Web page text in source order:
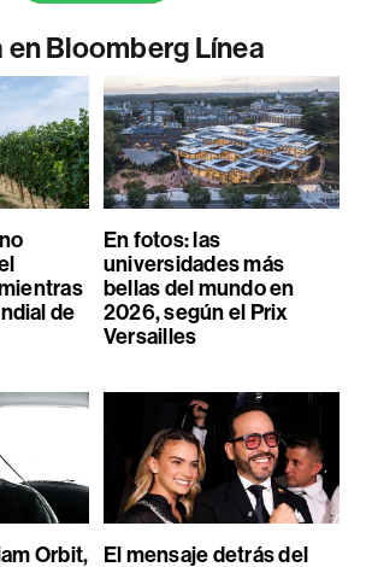
en Bloomberg Línea
de
En fotos: las
universidades más
bellas del mundo en
2026, según el Prix
Versailles
Orbit,
El mensaje detrás del